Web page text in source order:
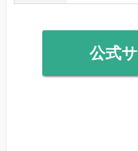
公式